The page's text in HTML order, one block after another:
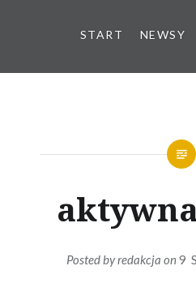
START NEWSY
Posted byredakcja on 9